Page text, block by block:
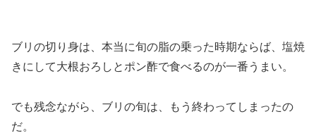
ブリの切り身は、本当に旬の脂の乗った時期ならば、塩焼
きにして大根おろしとポン酢で食べるのが一番うまい。
でも残念ながら、ブリの旬は、もう終わってしまったの
だ。